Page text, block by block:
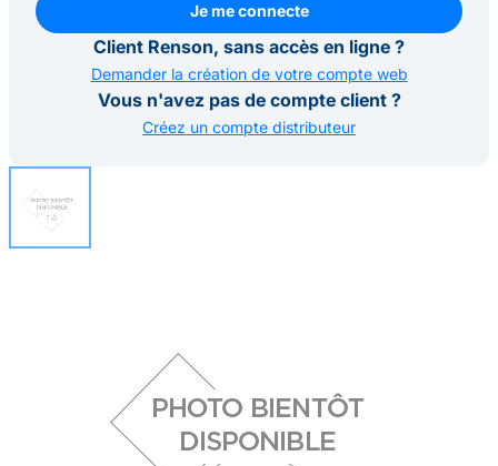
Je me connecte
Je me connecte
Client Renson, sans accès en ligne ?
Demander la création de votre compte web
Vous n'avez pas de compte client ?
Créez un compte distributeur